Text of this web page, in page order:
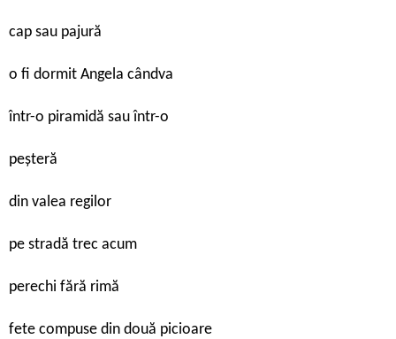
cap sau pajură
o fi dormit Angela cândva
într-o piramidă sau într-o
peșteră
din valea regilor
pe stradă trec acum
perechi fără rimă
fete compuse din două picioare